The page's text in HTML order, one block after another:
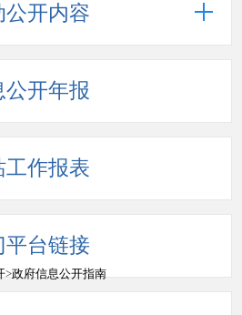
公开内容
开年报
工作报表
平台链接
>政府信息公开指南